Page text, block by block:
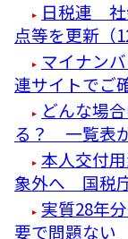
日税連 社
点等を更新（
マイナン
連サイトでご
どんな場
る？ 一覧表
本人交付
象外へ 国税
実質28年
要で問題ない